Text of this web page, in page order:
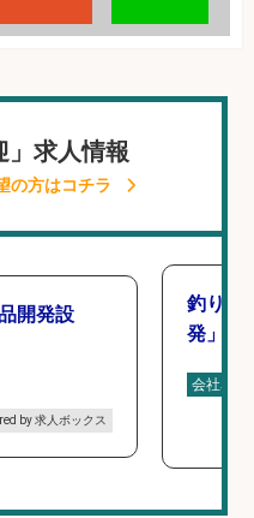
」求人情報
の方はコチラ
開発設
by 求人ボックス
釣り好
発」/
会社名